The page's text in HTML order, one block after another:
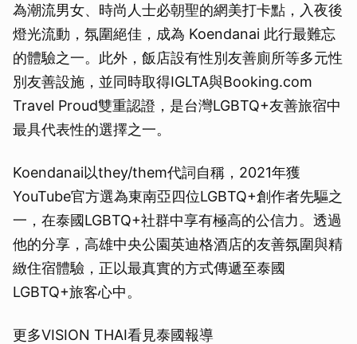
為潮流男女、時尚人士必朝聖的網美打卡點，入夜後
燈光流動，氛圍絕佳，成為 Koendanai 此行最難忘
的體驗之一。此外，飯店設有性別友善廁所等多元性
別友善設施，並同時取得IGLTA與Booking.com
Travel Proud雙重認證，是台灣LGBTQ+友善旅宿中
最具代表性的選擇之一。
Koendanai以they/them代詞自稱，2021年獲
YouTube官方選為東南亞四位LGBTQ+創作者先驅之
一，在泰國LGBTQ+社群中享有極高的公信力。透過
他的分享，高雄中央公園英迪格酒店的友善氛圍與精
緻住宿體驗，正以最真實的方式傳遞至泰國
LGBTQ+旅客心中。
更多VISION THAI看見泰國報導